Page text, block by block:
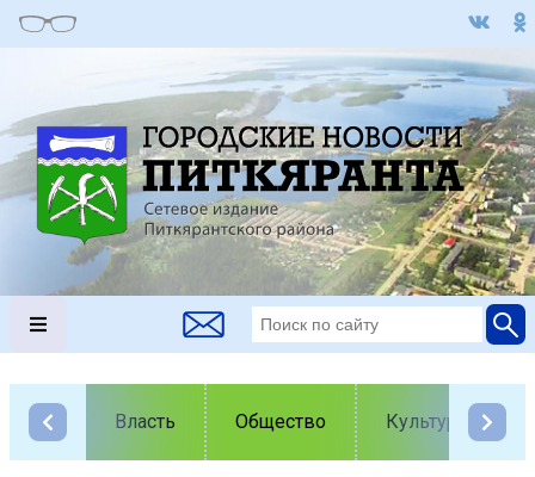
Власть Общество Культура